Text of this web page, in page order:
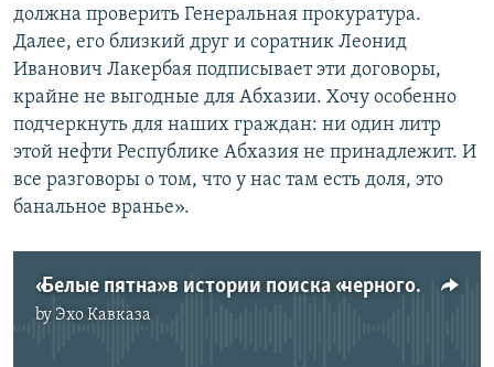
должна проверить Генеральная прокуратура.
Далее, его близкий друг и соратник Леонид
Иванович Лакербая подписывает эти договоры,
крайне не выгодные для Абхазии. Хочу особенно
подчеркнуть для наших граждан: ни один литр
этой нефти Республике Абхазия не принадлежит. И
все разговоры о том, что у нас там есть доля, это
банальное вранье».
«Белые пятна» в истории поиска «черного золота» в Абхазии
by Эхо Кавказа